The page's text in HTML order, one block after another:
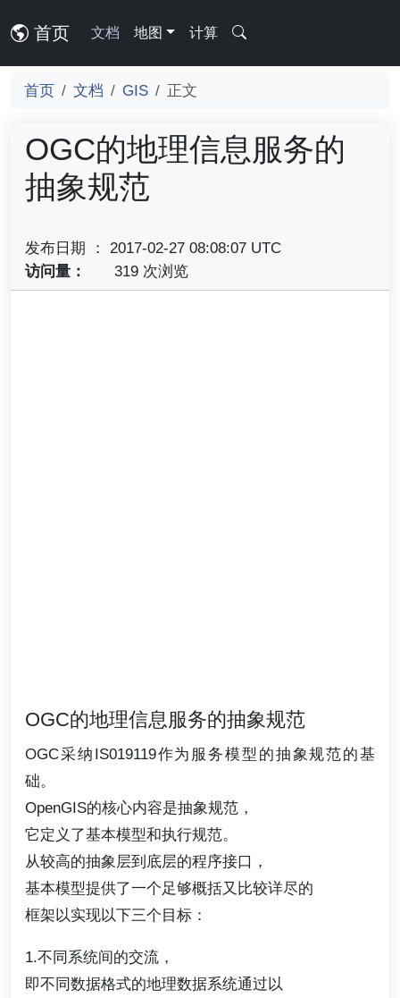
首页 文档 地图 计算
首页 文档 GIS 正文
OGC的地理信息服务的
抽象规范
发布日期 ： 2017-02-27 08:08:07 UTC
访问量：
319 次浏览
OGC的地理信息服务的抽象规范
OGC采纳IS019119作为服务模型的抽象规范的基
础。
OpenGIS的核心内容是抽象规范，
它定义了基本模型和执行规范。
从较高的抽象层到底层的程序接口，
基本模型提供了一个足够概括又比较详尽的
框架以实现以下三个目标：
1.不同系统间的交流，
即不同数据格式的地理数据系统通过以